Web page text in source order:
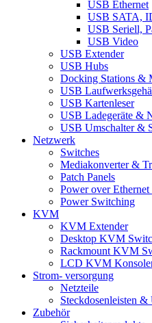
USB Ethernet
USB SATA,
USB Seriell,
USB Video
USB Extender
USB Hubs
Docking Stations &
USB
USB Kartenleser
USB Ladegeräte &
USB Umschalter &
Netzwerk
Switches
Mediakonverter &
Patch Panels
Power over Ethernet
Power Switching
KVM
KVM Extender
Desktop KVM
Rackmount KVM
LCD KVM
Strom- versorgung
Netzteile
Steckdosenleisten &
Zubehör